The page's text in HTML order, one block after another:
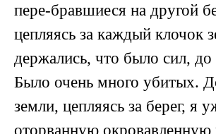
пере-бравшиеся на другой
цепляясь за каждый клочок
держались, что было сил,
Было очень много убитых.
земли, цепляясь за берег, я
оторванную